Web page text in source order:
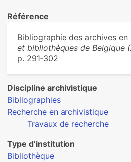
Référence
Bibliographie des archives en
et bibliothèques de Belgique
p. 291‑302
Discipline archivistique
Bibliographies
Recherche en archivistique
Travaux de recherche
Type d’institution
Bibliothèque